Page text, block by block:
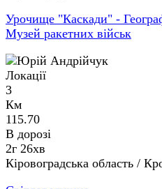
Урочище "Каскади" -
Музей ракетних військ
Локації
3
Км
115.70
В дорозі
2г 26хв
Кіровоградська область /